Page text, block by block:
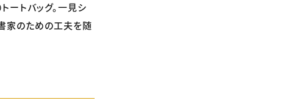
ートバッグ。一見シ
家のための工夫を随